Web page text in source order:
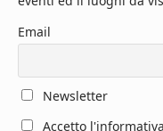
Email
Newsletter
Accetto